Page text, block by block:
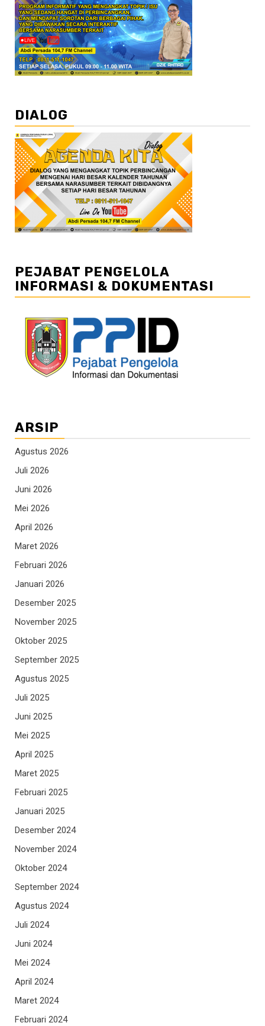
DIALOG
PEJABAT PENGELOLA
INFORMASI & DOKUMENTASI
ARSIP
Agustus 2026
Juli 2026
Juni 2026
Mei 2026
April 2026
Maret 2026
Februari 2026
Januari 2026
Desember 2025
November 2025
Oktober 2025
September 2025
Agustus 2025
Juli 2025
Juni 2025
Mei 2025
April 2025
Maret 2025
Februari 2025
Januari 2025
Desember 2024
November 2024
Oktober 2024
September 2024
Agustus 2024
Juli 2024
Juni 2024
Mei 2024
April 2024
Maret 2024
Februari 2024